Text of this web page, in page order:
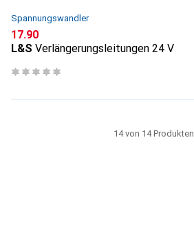
Spannungswandler
CHF
17.90
L&S Verlängerungsleitungen 24 V
14 von 14 Produkten